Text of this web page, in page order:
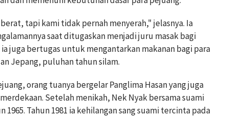
tapi kami tidak pernah menyerah," jelasnya. Ia
saat ditugaskan menjadi juru masak bagi
juga bertugas untuk mengantarkan makanan bagi para
Jepang, puluhan tahun silam.
orang tuanya bergelar Panglima Hasan yang juga
Setelah menikah, Nek Nyak bersama suami
1965. Tahun 1981 ia kehilangan sang suami tercinta pada